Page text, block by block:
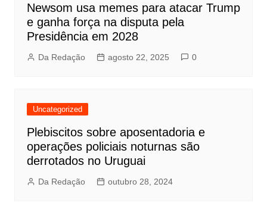
Newsom usa memes para atacar Trump
e ganha força na disputa pela
Presidência em 2028
Da Redação agosto 22, 2025 0
Uncategorized
Plebiscitos sobre aposentadoria e
operações policiais noturnas são
derrotados no Uruguai
Da Redação outubro 28, 2024